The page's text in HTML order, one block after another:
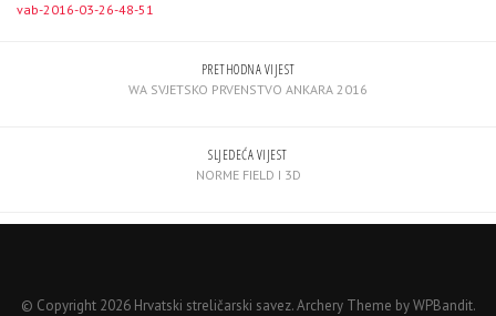
vab-2016-03-26-48-51
PRETHODNA VIJEST
WA SVJETSKO PRVENSTVO ANKARA 2016
SLJEDEĆA VIJEST
NORME FIELD I 3D
© Copyright 2026 Hrvatski streličarski savez.Archery Theme byWPBandit.